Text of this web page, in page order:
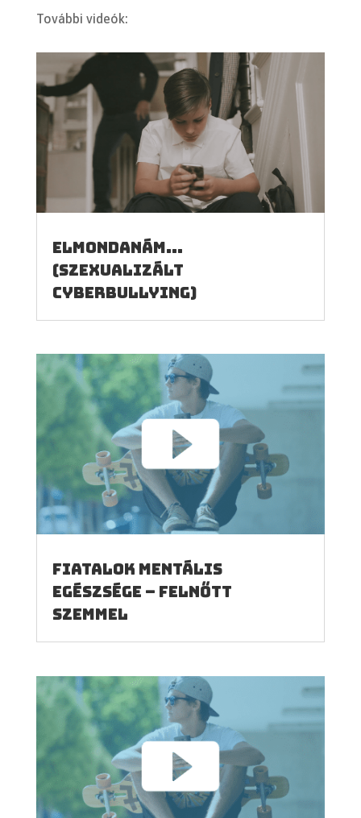
További videók:
Elmondanám…
(szexualizált
cyberbullying)
Fiatalok mentális
egészsége – felnőtt
szemmel